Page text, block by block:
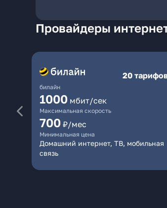
Провайдеры
билайн
20
1000 мбит/сек
Максимальная скорость
700 ₽/мес
Минимальная цена
Домашний интернет, ТВ, мобильная
связь